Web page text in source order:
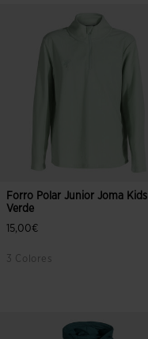
Forro Polar Junior Joma Kids
Verde
15,00€
3 Colores